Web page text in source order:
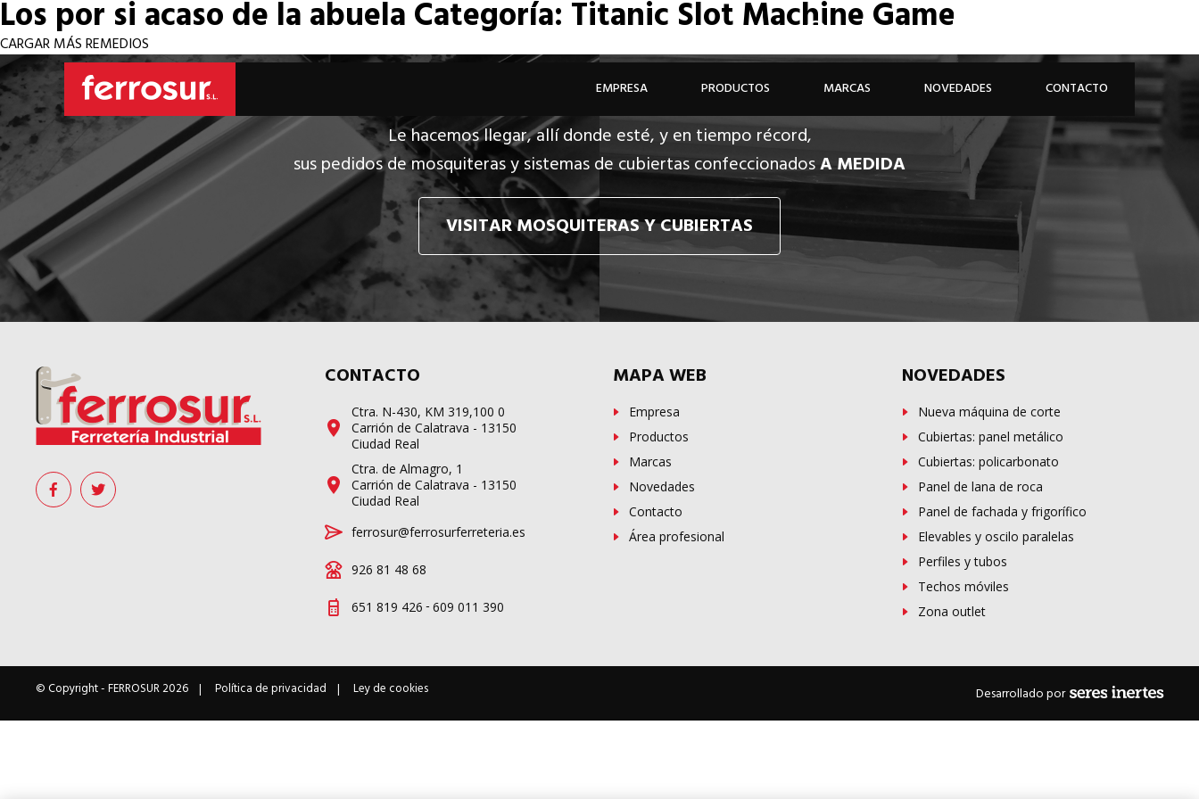
926 81 48 68
EMPRESA PRODUCTOS MARCAS NOVEDADES CONTACTO
Los por si acaso de la abuelaCategoría: Titanic Slot Machine Game
CARGAR MÁS REMEDIOS
Le hacemos llegar, allí donde esté, y en tiempo récord,
sus pedidos de mosquiteras y sistemas de cubiertas confeccionadosA MEDIDA
VISITAR MOSQUITERAS Y CUBIERTAS
CONTACTO
Ctra. N-430, KM 319,100 0
Carrión de Calatrava - 13150
Ciudad Real
Ctra. de Almagro, 1
Carrión de Calatrava - 13150
Ciudad Real
ferrosur@ferrosurferreteria.es
926 81 48 68
651 819 426 - 609 011 390
MAPA WEB
Empresa
Productos
Marcas
Novedades
Contacto
Área profesional
NOVEDADES
Nueva máquina de corte
Cubiertas: panel metálico
Cubiertas: policarbonato
Panel de lana de roca
Panel de fachada y frigorífico
Elevables y oscilo paralelas
Perfiles y tubos
Techos móviles
Zona outlet
© Copyright -FERROSUR2026 Política de privacidad Ley de cookies Desarrollado por